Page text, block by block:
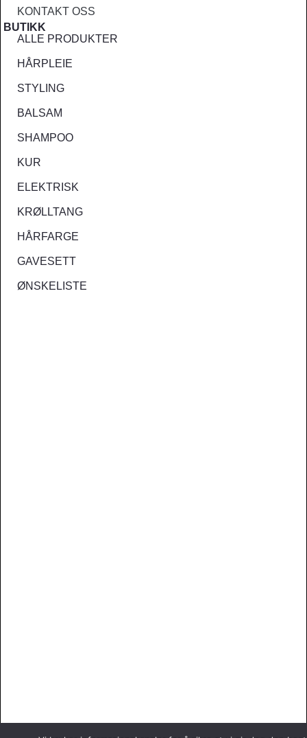
KONTAKT OSS
BUTIKK
ALLE PRODUKTER
HÅRPLEIE
STYLING
BALSAM
SHAMPOO
KUR
ELEKTRISK
KRØLLTANG
HÅRFARGE
GAVESETT
ØNSKELISTE